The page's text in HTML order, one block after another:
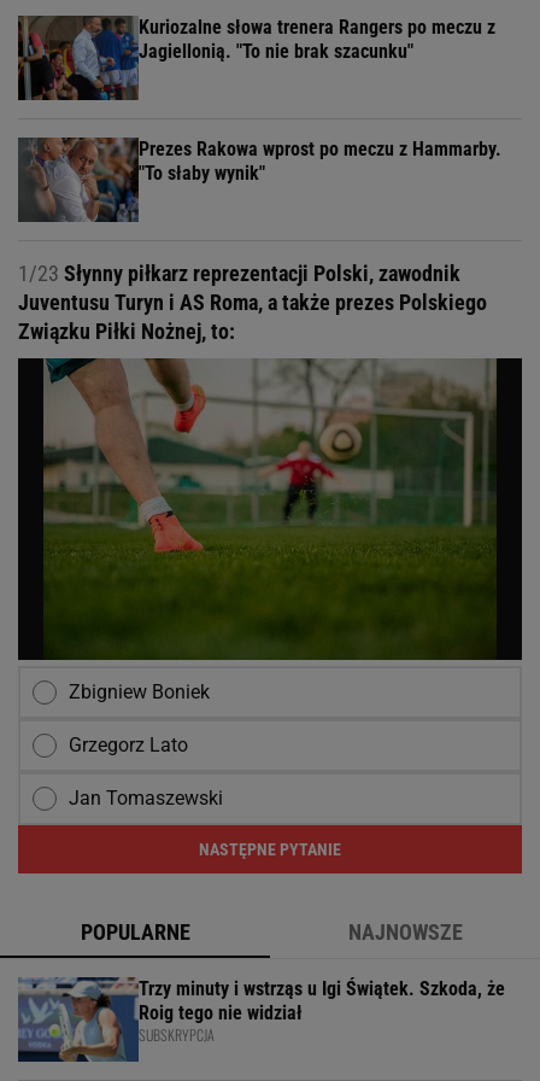
Kuriozalne słowa trenera Rangers po meczu z
Jagiellonią. "To nie brak szacunku"
Prezes Rakowa wprost po meczu z Hammarby.
"To słaby wynik"
1/23 Słynny piłkarz reprezentacji Polski, zawodnik
Juventusu Turyn i AS Roma, a także prezes Polskiego
Związku Piłki Nożnej, to:
Zbigniew Boniek
Grzegorz Lato
Jan Tomaszewski
NASTĘPNE PYTANIE
POPULARNE NAJNOWSZE
Trzy minuty i wstrząs u Igi Świątek. Szkoda, że
Roig tego nie widział
SUBSKRYPCJA